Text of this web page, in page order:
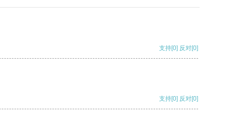
支持[0] 反对[0]
支持[0] 反对[0]